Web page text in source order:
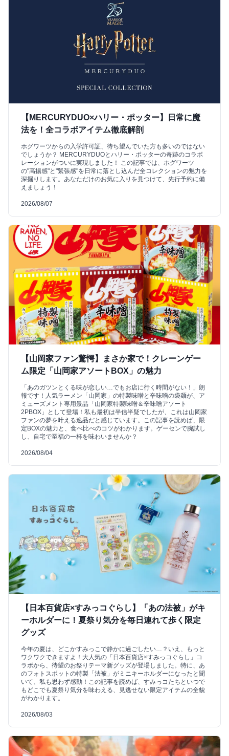
【MERCURYDUO×ハリー・ポッター】日常に魔
法を！全コラボアイテム徹底解剖
ホグワーツからの入学許可証、待ち望んでいた方も多いのではない
でしょうか？ MERCURYDUOとハリー・ポッターの奇跡のコラボ
レーションがついに実現しました！ この記事では、ホグワーツ
の"高揚感"と"緊張感"を日常に落とし込んだ全コレクションの魅力を
深掘りします。あなただけのお気に入りを見つけて、先行予約に備
えましょう！
2026/08/07
【山岡家ファン驚愕】まさか家で！クレーンゲー
ム限定「山岡家アソートBOX」の魅力
「あのガツンとくる味が恋しい…でもお店に行く時間がない！」朗
報です！人気ラーメン「山岡家」の特製味噌と辛味噌の袋麺が、ア
ミューズメント専用景品「山岡家特製味噌＆辛味噌アソート
2PBOX」として登場！私も最初は半信半疑でしたが、これは山岡家
ファンの夢を叶える逸品だと感じています。この記事を読めば、限
定BOXの魅力と、食べ比べのコツがわかります。ゲーセンで腕試し
し、自宅で至福の一杯を味わいませんか？
2026/08/04
【日本百貨店×すみっコぐらし】「あの法被」がキ
ーホルダーに！夏祭り気分を毎日連れて歩く限定
グッズ
今年の夏は、どこかすみっこで静かに過ごしたい…？いえ、もっと
ワクワクできますよ！大人気の「日本百貨店×すみっコぐらし」コ
ラボから、待望のお祭りテーマ新グッズが登場しました。特に、あ
のフォトスポットの特製「法被」がミニキーホルダーになったと聞
いて、私も思わず感動！この記事を読めば、すみっコたちといつで
もどこでも夏祭り気分を味わえる、見逃せない限定アイテムの全貌
がわかります。
2026/08/03